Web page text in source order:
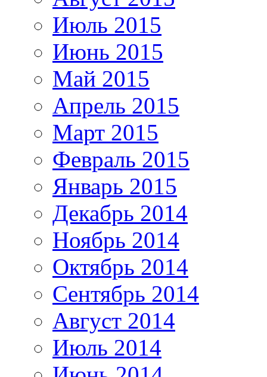
Июль 2015
Июнь 2015
Май 2015
Апрель 2015
Март 2015
Февраль 2015
Январь 2015
Декабрь 2014
Ноябрь 2014
Октябрь 2014
Сентябрь 2014
Август 2014
Июль 2014